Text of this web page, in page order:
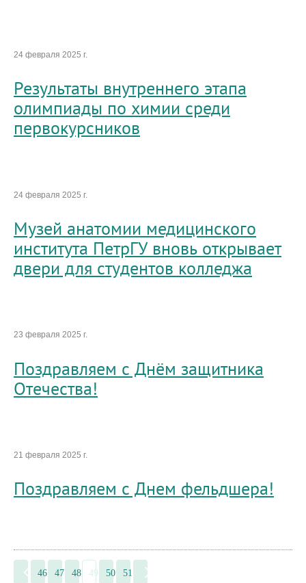
24 февраля 2025 г.
Результаты внутреннего этапа
олимпиады по химии среди
первокурсников
24 февраля 2025 г.
Музей анатомии медицинского
института ПетрГУ вновь открывает
двери для студентов колледжа
23 февраля 2025 г.
Поздравляем с Днём защитника
Отечества!
21 февраля 2025 г.
Поздравляем с Днем фельдшера!
46 47 48 49 50 51